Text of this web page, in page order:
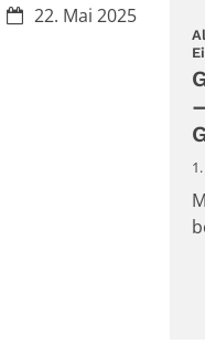
Datum:
22. Mai 2025